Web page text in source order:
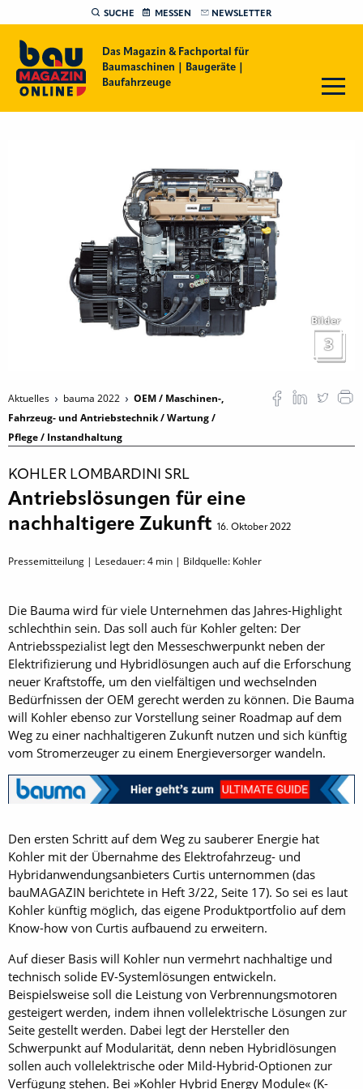
SUCHE MESSEN NEWSLETTER
Das Magazin & Fachportal für
Baumaschinen | Baugeräte |
Baufahrzeuge
Bilder
3
Aktuelles bauma 2022
OEM / Maschinen-,
Fahrzeug- und Antriebstechnik / Wartung /
Pflege / Instandhaltung
KOHLER LOMBARDINI SRL
Antriebslösungen für eine
nachhaltigere Zukunft 16. Oktober 2022
Pressemitteilung | Lesedauer:4 min | Bildquelle: Kohler
Die Bauma wird für viele Unternehmen das Jahres-Highlight
schlechthin sein. Das soll auch für Kohler gelten: Der
Antriebsspezialist legt den Messeschwerpunkt neben der
Elektrifizierung und Hybridlösungen auch auf die Erforschung
neuer Kraftstoffe, um den vielfältigen und wechselnden
Bedürfnissen der OEM gerecht werden zu können. Die Bauma
will Kohler ebenso zur Vorstellung seiner Roadmap auf dem
Weg zu einer nachhaltigeren Zukunft nutzen und sich künftig
vom Stromerzeuger zu einem Energieversorger wandeln.
Den ersten Schritt auf dem Weg zu sauberer Energie hat
Kohler mit der Übernahme des Elektrofahrzeug- und
Hybridanwendungsanbieters Curtis unternommen (das
bauMAGAZIN berichtete in Heft 3/22, Seite 17). So sei es laut
Kohler künftig möglich, das eigene Produktportfolio auf dem
Know-how von Curtis aufbauend zu erweitern.
Auf dieser Basis will Kohler nun vermehrt nachhaltige und
technisch solide EV-Systemlösungen entwickeln.
Beispielsweise soll die Leistung von Verbrennungsmotoren
gesteigert werden, indem ihnen vollelektrische Lösungen zur
Seite gestellt werden. Dabei legt der Hersteller den
Schwerpunkt auf Modularität, denn neben Hybridlösungen
sollen auch vollelektrische oder Mild-Hybrid-Optionen zur
Verfügung stehen. Bei »Kohler Hybrid Energy Module« (K-